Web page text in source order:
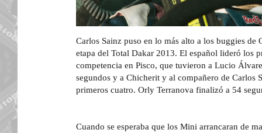
Carlos Sainz puso en lo más alto a los buggies de
etapa del Total Dakar 2013. El español lideró los
competencia en Pisco, que tuvieron a Lucio
segundos y a Chicherit y al compañero de Carlos
primeros cuatro. Orly Terranova finalizó a 54
Cuando se esperaba que los Mini arrancaran de